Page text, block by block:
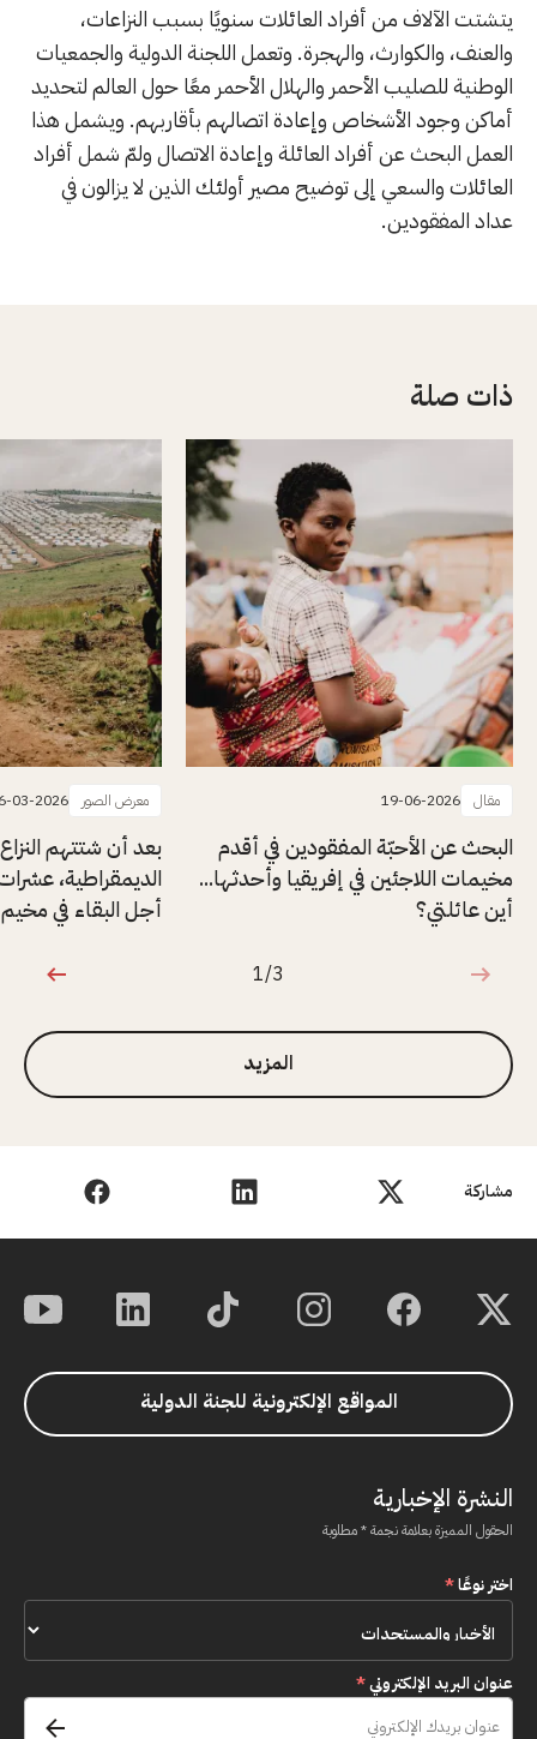
مشاركة
يتشتت الآلاف من أفراد العائلات سنويًا بسبب النزاعات،
والعنف، والكوارث، والهجرة. وتعمل اللجنة الدولية والجمعيات
الوطنية للصليب الأحمر والهلال الأحمر معًا حول العالم لتحديد
أماكن وجود الأشخاص وإعادة اتصالهم بأقاربهم. ويشمل هذا
العمل البحث عن أفراد العائلة وإعادة الاتصال ولمّ شمل أفراد
العائلات والسعي إلى توضيح مصير أولئك الذين لا يزالون في
عداد المفقودين.
ذات صلة
مقال 19-06-2026
البحث عن الأحبّة المفقودين في أقدم
مخيمات اللاجئين في إفريقيا وأحدثها...
أين عائلتي؟
معرض الصور 03-2026
بعد أن شتتهم النزاع
الديمقراطية،
أجل البقاء في
1 من 3
1/3
المزيد
المواقع الإلكترونية للجنة الدولية
النشرة الإخبارية
الحقول المميزة بعلامة نجمة * مطلوبة
اختر نوعًا*
عنوان البريد الإلكتروني*